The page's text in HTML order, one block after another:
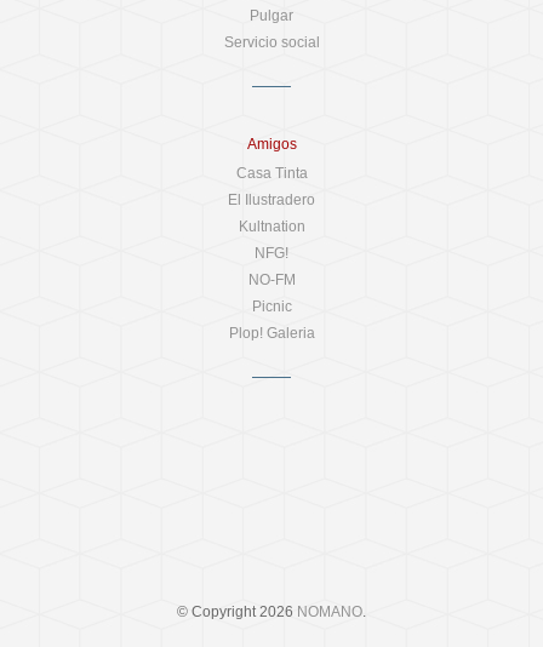
Pulgar
Servicio social
Amigos
Casa Tinta
El Ilustradero
Kultnation
NFG!
NO-FM
Picnic
Plop! Galeria
© Copyright 2026 NOMANO